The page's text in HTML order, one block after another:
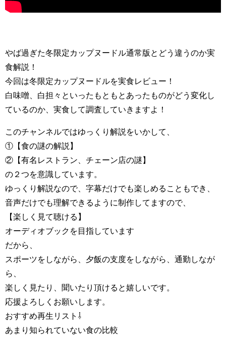
やば過ぎた冬限定カップヌードル通常版とどう違うのか実
食解説！
今回は冬限定カップヌードルを実食レビュー！
白味噌、白担々といったもともとあったものがどう変化し
ているのか、実食して調査していきますよ！
このチャンネルではゆっくり解説をいかして、
①【食の謎の解説】
②【有名レストラン、チェーン店の謎】
の２つを意識しています。
ゆっくり解説なので、字幕だけでも楽しめることもでき、
音声だけでも理解できるように制作してますので、
【楽しく見て聴ける】
オーディオブックを目指しています
だから、
スポーツをしながら、夕飯の支度をしながら、通勤しなが
ら、
楽しく見たり、聞いたり頂けると嬉しいです。
応援よろしくお願いします。
おすすめ再生リスト⇩
あまり知られていない食の比較